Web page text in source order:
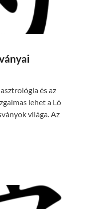
és az
lehet a Ló
világa. Az